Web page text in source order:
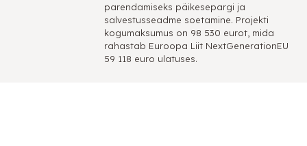
parendamiseks päikesepargi ja
salvestusseadme soetamine. Projekti
kogumaksumus on 98 530 eurot, mida
rahastab Euroopa Liit NextGenerationEU
59 118 euro ulatuses.